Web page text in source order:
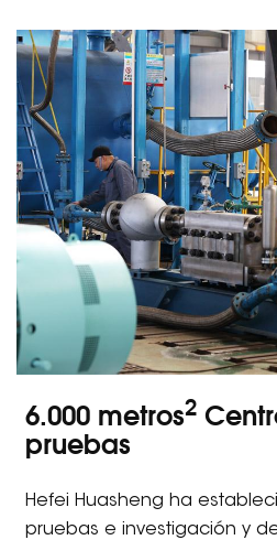
6.000 metros2
pruebas
Hefei Huasheng ha
pruebas e investigación y